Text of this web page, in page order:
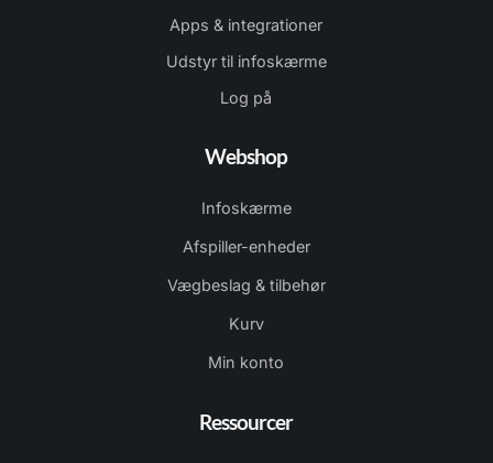
Apps & integrationer
Udstyr til infoskærme
Log på
Webshop
Infoskærme
Afspiller-enheder
Vægbeslag & tilbehør
Kurv
Min konto
Ressourcer